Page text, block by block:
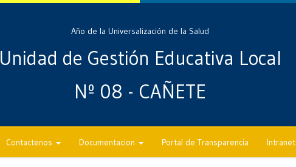
Año de la Universalización de la Salud
Unidad de Gestión Educativa Local
Nº 08 - CAÑETE
Contactenos Documentacion Portal de Transparencia Intranet